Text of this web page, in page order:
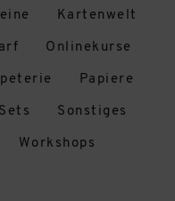
Kartenwelt
Onlinekurse
Papiere
Sets Sonstiges
Workshops